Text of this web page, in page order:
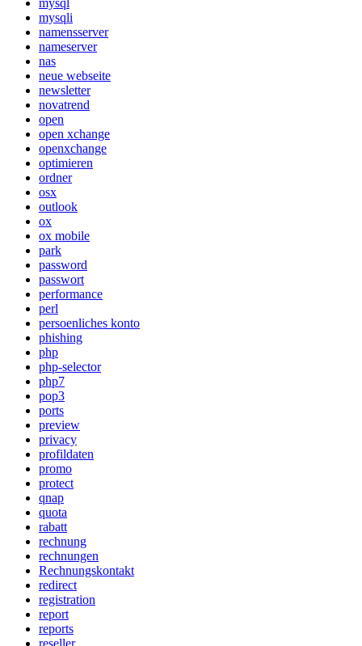
mysql
mysqli
namensserver
nameserver
nas
neue webseite
newsletter
novatrend
open
open xchange
openxchange
optimieren
ordner
osx
outlook
ox
ox mobile
park
password
passwort
performance
perl
persoenliches konto
phishing
php
php-selector
php7
pop3
ports
preview
privacy
profildaten
promo
protect
qnap
quota
rabatt
rechnung
rechnungen
Rechnungskontakt
redirect
registration
report
reports
reseller